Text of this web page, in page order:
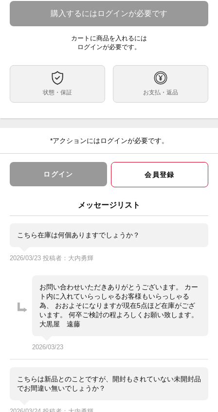
有効約2000万画素、光学5倍ズーム、建築や土木などの
備えた業務用デジタルカメラ。
工事用電子小黒板機能に対応し、従来の工事名・工種・
略図などをチョークで記入した小黒板を同時に撮影する
作業を電子化できる。
作業項目など、あらかじめ登録した情報を撮影時に画像
ご注文、ご決済後に店頭でのお受取も可能でございま
※受取可能店舗は大黒屋カメラ館 新宿店のみでござい
大黒屋カメラ館 新宿店
〒160-0023 東京都新宿区西新宿1-2-12 丸幸ビル2F
お買取り、下取りも行っております。
詳しくはトップページの大きなバナーをクリック
購入するにはログインが必要です
カートに商品を入れるには
ログインが必要です。
状態・保証 お支払・返品
*アクションにはログインが必要です。
ログイン 会員登録
メッセージリスト
こちら在庫は何個ありますでしょうか？
2026/03/23 投稿者：大内勇輝
お問い合わせいただきありがとうございます。 カー
ト内に入れていらっしゃるお客様もいらっしゃる
為、 おおよそになりますが現在5点ほど在庫がござ
います。 何卒ご検討の程よろしくお願い致します。
大黒屋 遠藤
2026/03/23
こちらは新品とのことですが、開封もされていない未開封品
でお間違い無いでしょうか？